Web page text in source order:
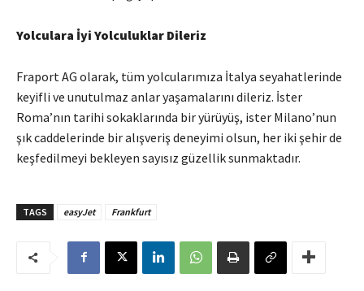
Yolculara İyi Yolculuklar Dileriz
Fraport AG olarak, tüm yolcularımıza İtalya seyahatlerinde
keyifli ve unutulmaz anlar yaşamalarını dileriz. İster
Roma’nın tarihi sokaklarında bir yürüyüş, ister Milano’nun
şık caddelerinde bir alışveriş deneyimi olsun, her iki şehir de
keşfedilmeyi bekleyen sayısız güzellik sunmaktadır.
TAGS easyJet Frankfurt